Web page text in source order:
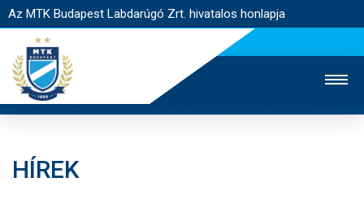
Az MTK Budapest Labdarúgó Zrt. hivatalos honlapja
HÍREK